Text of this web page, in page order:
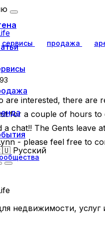
сервисы продажа
Русский
are interested, there are
for a couple of hours
chat!! The Gents leave
- please feel free to
недвижимости, услуг